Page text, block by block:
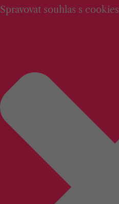
Spravovat souhlas s cookies